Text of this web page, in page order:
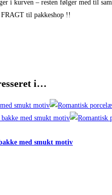
i kurven – resten følger med til
til pakkeshop !!
i…
med smukt motiv